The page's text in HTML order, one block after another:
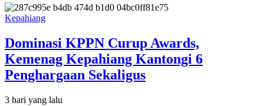
Kepahiang
Dominasi KPPN Curup Awards,
Kemenag Kepahiang Kantongi 6
Penghargaan Sekaligus
3 hari yang lalu